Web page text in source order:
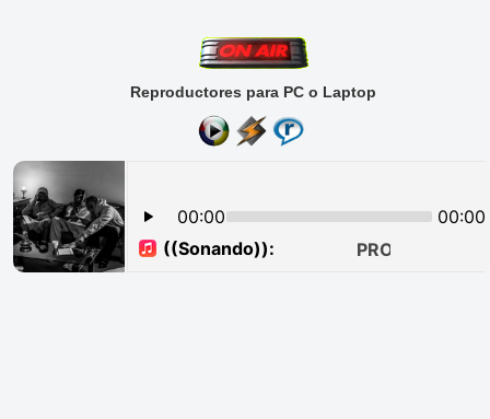
Reproductores para PC o Laptop